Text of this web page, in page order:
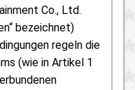
Co., Ltd.
bezeichnet)
regeln die
(wie in Artikel 1